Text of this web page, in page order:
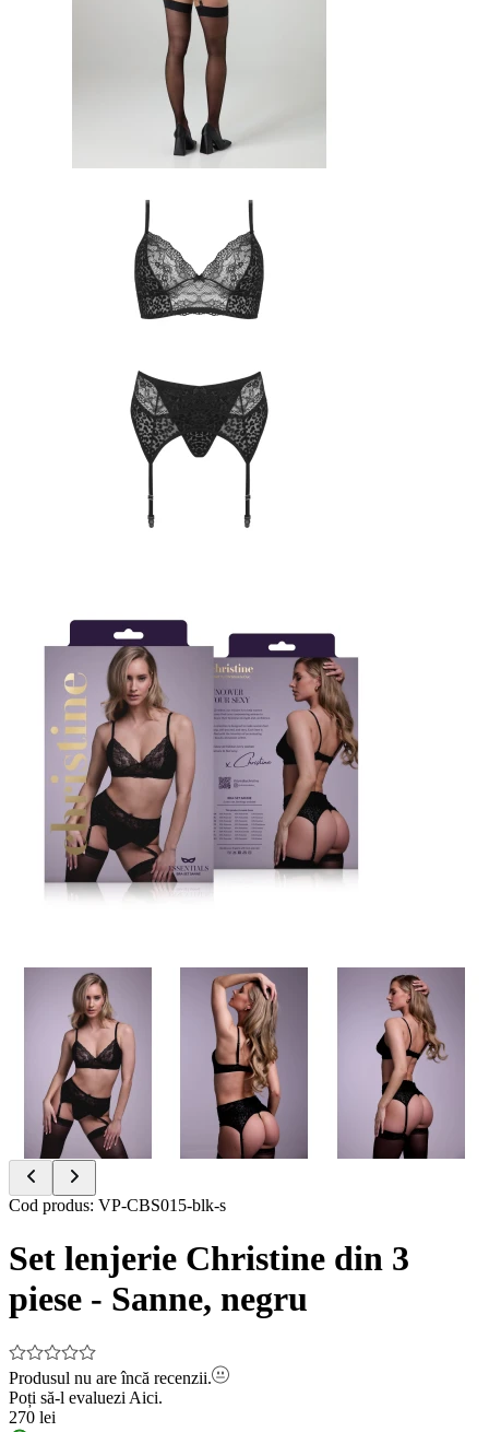
Item
of
12
Cod produs: VP-CBS015-blk-s
Set lenjerie Christine din 3
piese - Sanne, negru
Produsul nu are încă recenzii.
Poți să-l evaluezi Aici.
270 lei